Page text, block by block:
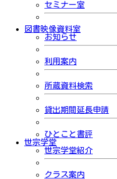
セミナー室
図書映像資料室
お知らせ
利用案内
所蔵資料検索
貸出期間延長申請
ひとこと書評
世宗学堂
世宗学堂紹介
クラス案内